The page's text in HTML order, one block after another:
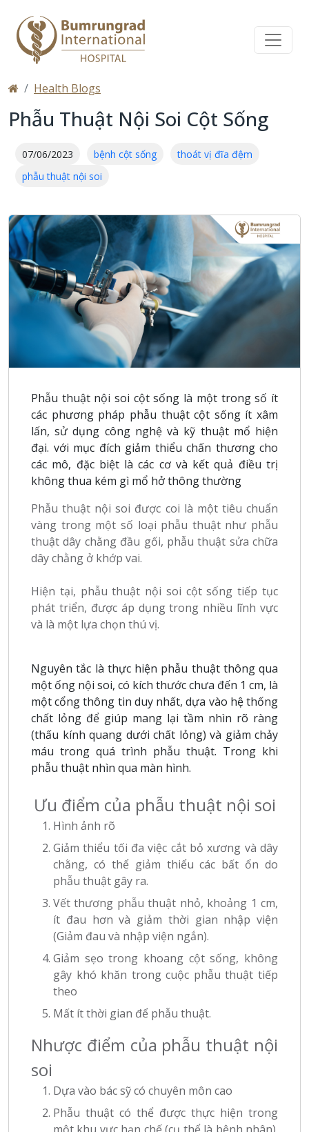
Health Blogs
Phẫu Thuật Nội Soi Cột Sống
07/06/2023 bệnh cột sống
thoát vị đĩa đệm
phẫu thuật nội soi
Phẫu thuật nội soi cột sống là một trong số ít
các phương pháp phẫu thuật cột sống ít xâm
lấn, sử dụng công nghệ và kỹ thuật mổ hiện
đại. với mục đích giảm thiểu chấn thương cho
các mô, đặc biệt là các cơ và kết quả điều trị
không thua kém gì mổ hở thông thường
Phẫu thuật nội soi được coi là một tiêu chuẩn
vàng trong một số loại phẫu thuật như phẫu
thuật dây chằng đầu gối, phẫu thuật sửa chữa
dây chằng ở khớp vai.
Hiện tại, phẫu thuật nội soi cột sống tiếp tục
phát triển, được áp dụng trong nhiều lĩnh vực
và là một lựa chọn thú vị.
Nguyên tắc là thực hiện phẫu thuật thông qua
một ống nội soi, có kích thước chưa đến 1 cm, là
một cổng thông tin duy nhất, dựa vào hệ thống
chất lỏng để giúp mang lại tầm nhìn rõ ràng
(thấu kính quang dưới chất lỏng) và giảm chảy
máu trong quá trình phẫu thuật. Trong khi
phẫu thuật nhìn qua màn hình.
Ưu điểm của phẫu thuật nội soi
Hình ảnh rõ
Giảm thiểu tối đa việc cắt bỏ xương và dây
chằng, có thể giảm thiểu các bất ổn do
phẫu thuật gây ra.
Vết thương phẫu thuật nhỏ, khoảng 1 cm,
ít đau hơn và giảm thời gian nhập viện
(Giảm đau và nhập viện ngắn).
Giảm sẹo trong khoang cột sống, không
gây khó khăn trong cuộc phẫu thuật tiếp
theo
Mất ít thời gian để phẫu thuật.
Nhược điểm của phẫu thuật nội
soi
Dựa vào bác sỹ có chuyên môn cao
Phẫu thuật có thể được thực hiện trong